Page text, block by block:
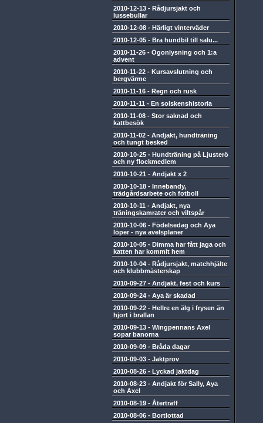
2010-12-13 - Rådjursjakt och
lussebullar
2010-12-08 - Härligt vinterväder
2010-12-05 - Bra hundbil till salu...
2010-11-26 - Ögonlysning och 1:a
advent
2010-11-22 - Kursavslutning och
bergvärme
2010-11-16 - Regn och rusk
2010-11-11 - En solskenshistoria
2010-11-08 - Stor saknad och
kattbesök
2010-11-02 - Andjakt, hundträning
och tungt besked
2010-10-25 - Hundträning på Ljusterö
och ny flockmedlem
2010-10-21 - Andjakt x 2
2010-10-18 - Innebandy,
trädgårdsarbete och fotboll
2010-10-11 - Andjakt, nya
träningskamrater och viltspår
2010-10-06 - Födelsedag och Aya
löper - nya avelsplaner
2010-10-05 - Dimma har fått jaga och
katten har kommit hem
2010-10-04 - Rådjursjakt, matchhjälte
och klubbmästerskap
2010-09-27 - Andjakt, fest och kurs
2010-09-24 - Aya är skadad
2010-09-22 - Hellre en älg i frysen än
hjort i brallan
2010-09-13 - Wingpennans Axel
sopar banorna
2010-09-09 - Bråda dagar
2010-09-03 - Jaktprov
2010-08-26 - Lyckad jaktdag
2010-08-23 - Andjakt för Sally, Aya
och Axel
2010-08-19 - Återträff
2010-08-06 - Bortlottad